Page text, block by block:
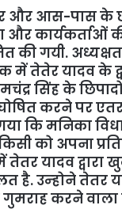
और आस-पास के
और कार्यकर्ताओं
की गयी.
में तेतेर यादव के
सिंह के
करने पर
कि मनिका
को अपना
यादव द्वारा
है. उन्‍होने तेतर
करने वाला